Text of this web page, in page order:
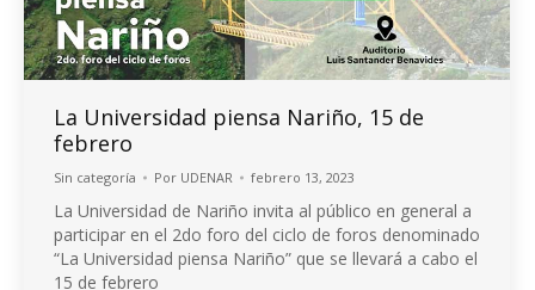
La Universidad piensa Nariño, 15 de
febrero
Sin categoría Por UDENAR febrero 13, 2023
La Universidad de Nariño invita al público en general a
participar en el 2do foro del ciclo de foros denominado
“La Universidad piensa Nariño” que se llevará a cabo el
15 de febrero